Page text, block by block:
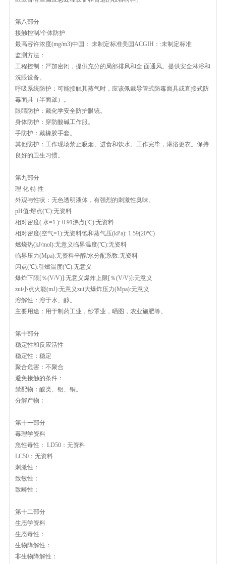
第八部分
接触控制/个体防护
最高容许浓度(mg/m3)中国：:未制定标准美国ACGIH：:未制定标准
监测方法：
工程控制：严加密闭，提供充分的局部排风和全 面通风。提供安全淋浴和
洗眼设备。
呼吸系统防护：可能接触其蒸气时，应该佩戴导管式防毒面具或直接式防
毒面具（半面罩）。
眼睛防护：戴化学安全防护眼镜。
身体防护：穿防酸碱工作服。
手防护：戴橡胶手套。
其他防护：工作现场禁止吸烟、进食和饮水。工作完毕，淋浴更衣。保持
良好的卫生习惯。
第九部分
理 化 特 性
外观与性状：无色透明液体，有强烈的刺激性臭味。
pH值:熔点(℃):无资料
相对密度( 水=1 ): 0.91沸点(℃):无资料
相对密度(空气=1):无资料饱和蒸气压(kPa): 1.59(20℃)
燃烧热(kJ/mol):无意义临界温度(℃):无资料
临界压力(Mpa):无资料辛醇/水分配系数:无资料
闪点(℃):引燃温度(℃):无意义
爆炸下限[％(V/V)]:无意义爆炸上限[％(V/V)]:无意义
zui小点火能(mJ):无意义zui大爆炸压力(Mpa):无意义
溶解性：溶于水、醇。
主要用途：用于制药工业，纱罩业，晒图，农业施肥等。
第十部分
稳定性和反应活性
稳定性：稳定
聚合危害：不聚合
避免接触的条件：
禁配物：酸类、铝、铜。
分解产物：
第十一部分
毒理学资料
急性毒性： LD50：无资料
LC50：无资料
刺激性：
致敏性：
致畸性：
第十二部分
生态学资料
生态毒性：
生物降解性：
非生物降解性：